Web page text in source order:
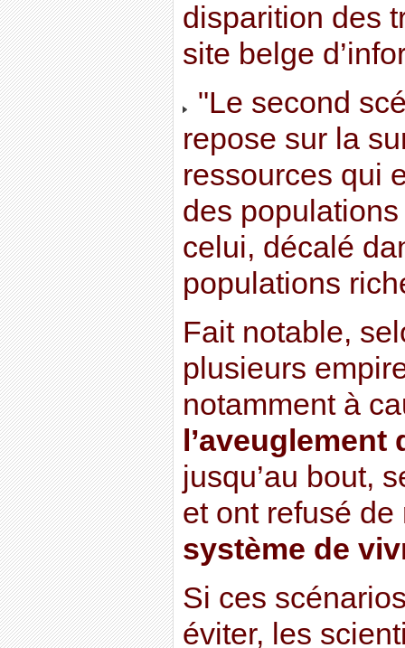
disparition des
site belge
"Le second
repose sur la
ressources qui
des
celui, décalé
populations
Fait notable,
plusieurs
notamment à
l’aveuglement
jusqu’au bout,
et ont refusé de
système de
Si ces
éviter, les